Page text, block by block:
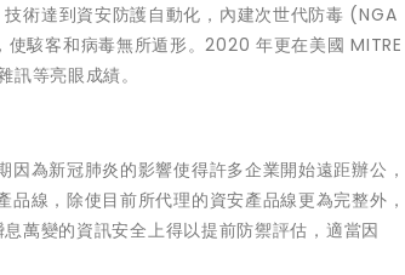
術達到資安防護自動化，內建次世代防毒 (NGA
駭客和病毒無所遁形。2020 年更在美國 MITRE
等亮眼成績。
為新冠肺炎的影響使得許多企業開始遠距辦公，
線，除使目前所代理的資安產品線更為完整外，
萬變的資訊安全上得以提前防禦評估，適當因